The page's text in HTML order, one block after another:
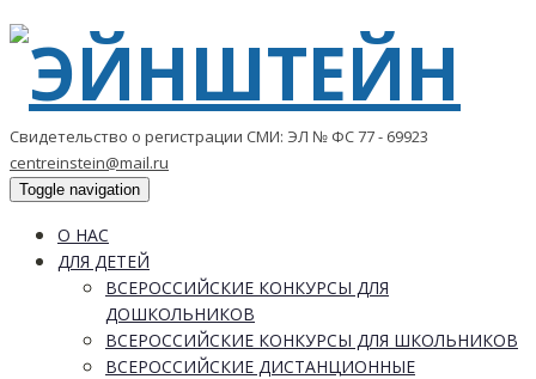
Свидетельство о регистрации СМИ: ЭЛ № ФС 77 - 69923
centreinstein@mail.ru
Toggle navigation
О НАС
ДЛЯ ДЕТЕЙ
ВСЕРОССИЙСКИЕ КОНКУРСЫ ДЛЯ
ДОШКОЛЬНИКОВ
ВСЕРОССИЙСКИЕ КОНКУРСЫ ДЛЯ ШКОЛЬНИКОВ
ВСЕРОССИЙСКИЕ ДИСТАНЦИОННЫЕ